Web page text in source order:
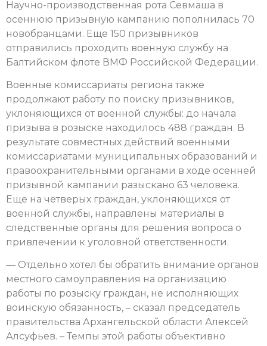
Научно-производственная рота Севмаша в
осеннюю призывную кампанию пополнилась 70
новобранцами. Еще 150 призывников
отправились проходить военную службу на
Балтийском флоте ВМФ Российской Федерации.
Военные комиссариаты региона также
продолжают работу по поиску призывников,
уклоняющихся от военной службы: до начала
призыва в розыске находилось 488 граждан. В
результате совместных действий военными
комиссариатами муниципальных образований и
правоохранительными органами в ходе осенней
призывной кампании разыскано 63 человека.
Еще на четверых граждан, уклоняющихся от
военной службы, направлены материалы в
следственные органы для решения вопроса о
привлечении к уголовной ответственности.
— Отдельно хотел бы обратить внимание органов
местного самоуправления на организацию
работы по розыску граждан, не исполняющих
воинскую обязанность, – сказал председатель
правительства Архангельской области Алексей
Алсуфьев. – Темпы этой работы объективно